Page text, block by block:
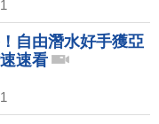
自由潛水好手獲亞
速看